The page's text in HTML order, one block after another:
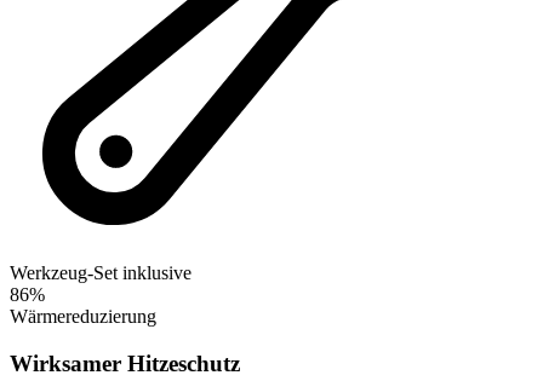
Werkzeug-Set inklusive
86%
Wärmereduzierung
Wirksamer Hitzeschutz